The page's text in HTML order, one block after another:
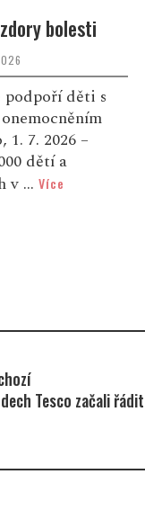
která
a manželku
rozdávala
sebe a žila
a bude ti
mámou
Tesco začali